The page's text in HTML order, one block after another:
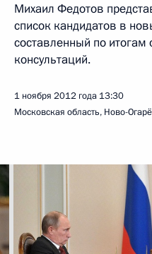
Михаил Федотов
список кандидатов в
составленный по
консультаций.
1 ноября 2012 года 13:30
Московская область, Ново-